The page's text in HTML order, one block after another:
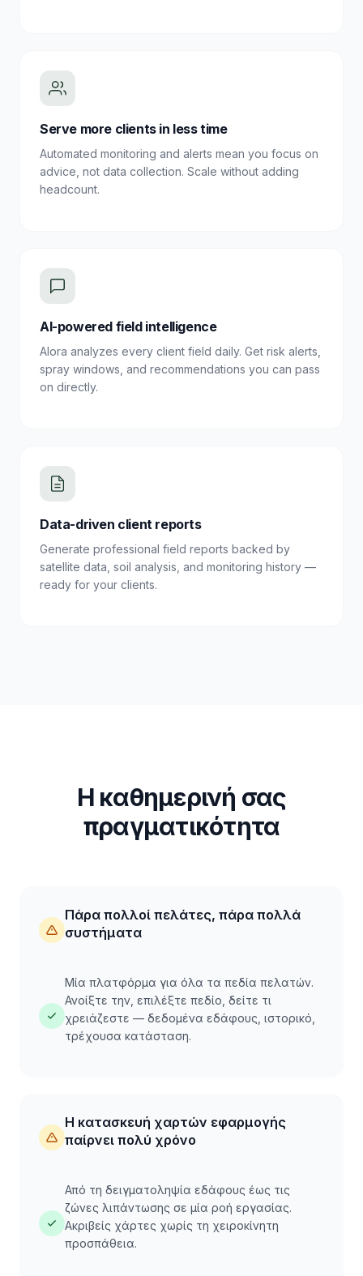
Serve more clients in less time
Automated monitoring and alerts mean you focus on
advice, not data collection. Scale without adding
headcount.
AI-powered field intelligence
Alora analyzes every client field daily. Get risk alerts,
spray windows, and recommendations you can pass
on directly.
Data-driven client reports
Generate professional field reports backed by
satellite data, soil analysis, and monitoring history —
ready for your clients.
Η καθημερινή σας
πραγματικότητα
Πάρα πολλοί πελάτες, πάρα πολλά
συστήματα
Μία πλατφόρμα για όλα τα πεδία πελατών.
Ανοίξτε την, επιλέξτε πεδίο, δείτε τι
χρειάζεστε — δεδομένα εδάφους, ιστορικό,
τρέχουσα κατάσταση.
Η κατασκευή χαρτών εφαρμογής
παίρνει πολύ χρόνο
Από τη δειγματοληψία εδάφους έως τις
ζώνες λιπάντωσης σε μία ροή εργασίας.
Ακριβείς χάρτες χωρίς τη χειροκίνητη
προσπάθεια.